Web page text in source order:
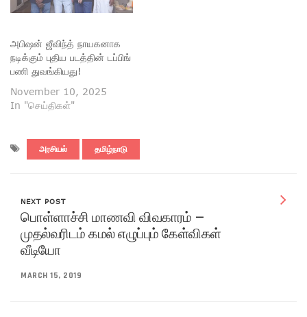
அபிஷன் ஜீவிந்த் நாயகனாக
நடிக்கும் புதிய படத்தின் டப்பிங்
பணி துவங்கியது!
November 10, 2025
In "செய்திகள்"
அரசியல் தமிழ்நாடு
NEXT POST
பொள்ளாச்சி மாணவி விவகாரம் –
முதல்வரிடம் கமல் எழுப்பும் கேள்விகள்
வீடியோ
MARCH 15, 2019